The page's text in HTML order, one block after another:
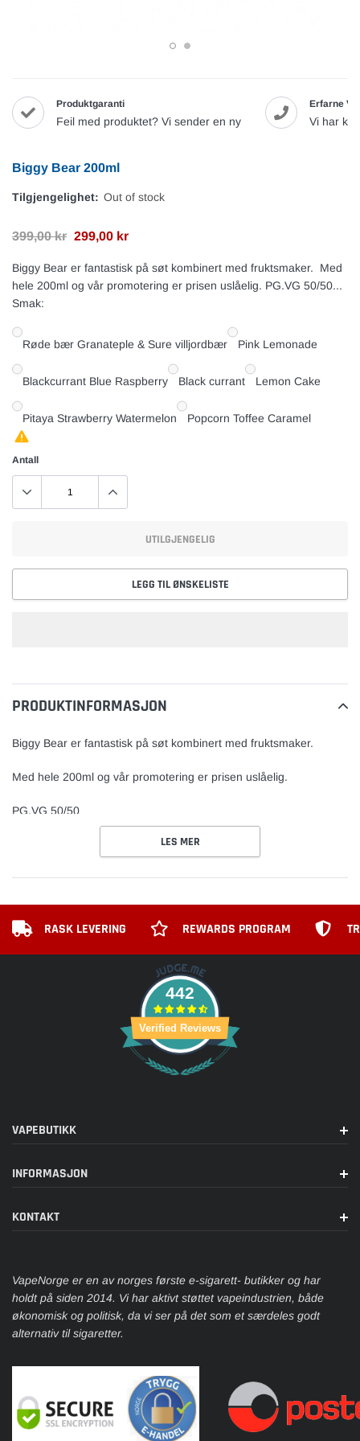
Produktgaranti
Feil med produktet? Vi sender en ny
Erfarne
Vi har
Biggy Bear 200ml
Tilgjengelighet: Out of stock
399,00 kr 299,00 kr
Biggy Bear er fantastisk på søt kombinert med fruktsmaker. Med
hele 200ml og vår promotering er prisen uslåelig. PG.VG 50/50...
Smak:
Røde bær Granateple & Sure villjordbær Pink Lemonade
Blackcurrant Blue Raspberry Black currant Lemon Cake
Pitaya Strawberry Watermelon Popcorn Toffee Caramel
Antall
UTILGJENGELIG
LEGG TIL ØNSKELISTE
til
vare
PRODUKTINFORMASJON
Biggy Bear er fantastisk på søt kombinert med fruktsmaker.
Med hele 200ml og vår promotering er prisen uslåelig.
PG.VG 50/50
LES MER
RASK LEVERING REWARDS PROGRAM
442
Verified Reviews
VAPEBUTIKK
INFORMASJON
KONTAKT
VapeNorge er en av norges første e-sigarett- butikker og har
holdt på siden 2014. Vi har aktivt støttet vapeindustrien, både
økonomisk og politisk, da vi ser på det som et særdeles godt
alternativ til sigaretter.